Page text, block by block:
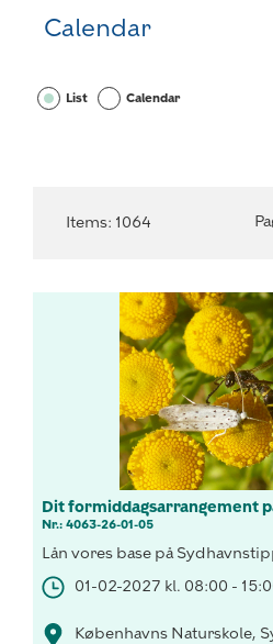
Calendar
List Calendar
Items: 1064
Dit formiddagsarrangement
Nr.: 4063-26-01-05
Lån vores base på
01-02-2027 kl. 08:00 -
Københavns Naturskole,